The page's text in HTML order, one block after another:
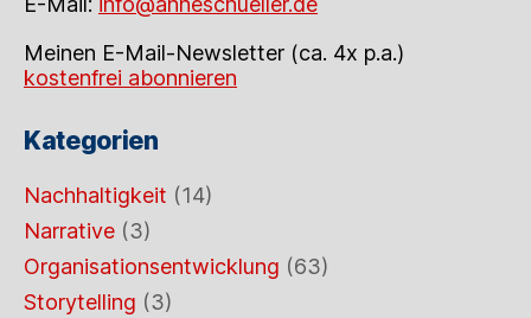
Meinen E-Mail-Newsletter (ca. 4x p.a.)
kostenfrei abonnieren
Kategorien
Nachhaltigkeit (14)
Narrative (3)
Organisationsentwicklung (63)
Storytelling (3)